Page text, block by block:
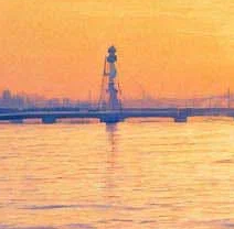
Литературная премия
покажет свой финал в
сегодня сообщили в
Трансляция начнётся в
доступнана сайте ина
Церемония, как и обычно,